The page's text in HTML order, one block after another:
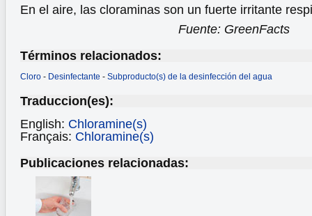
En el aire, las cloraminas son un fuerte irritante
Fuente: GreenFacts
Términos relacionados:
Cloro - Desinfectante - Subproducto(s) de la desinfección del agua
Traduccion(es):
English: Chloramine(s)
Français: Chloramine(s)
Publicaciones relacionadas: